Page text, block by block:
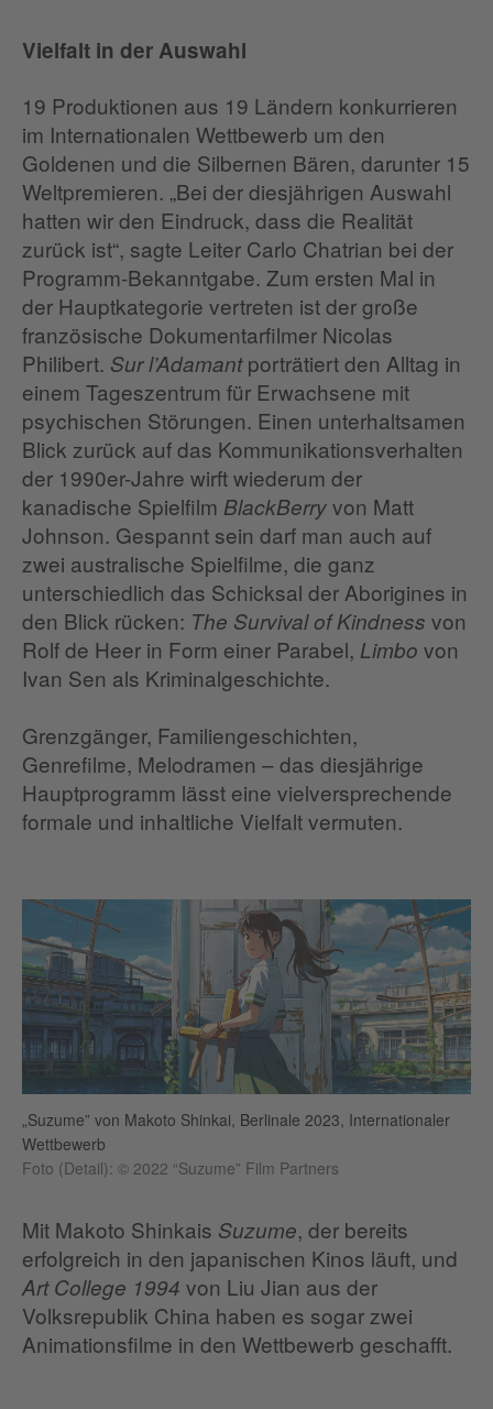
Vielfalt in der Auswahl
19 Produktionen aus 19 Ländern konkurrieren
im Internationalen Wettbewerb um den
Goldenen und die Silbernen Bären, darunter 15
Weltpremieren. „Bei der diesjährigen Auswahl
hatten wir den Eindruck, dass die Realität
zurück ist“, sagte Leiter Carlo Chatrian bei der
Programm-Bekanntgabe. Zum ersten Mal in
der Hauptkategorie vertreten ist der große
französische Dokumentarfilmer Nicolas
Philibert. Sur l’Adamantporträtiert den Alltag in
einem Tageszentrum für Erwachsene mit
psychischen Störungen. Einen unterhaltsamen
Blick zurück auf das Kommunikationsverhalten
der 1990er-Jahre wirft wiederum der
kanadische Spielfilm BlackBerryvon Matt
Johnson. Gespannt sein darf man auch auf
zwei australische Spielfilme, die ganz
unterschiedlich das Schicksal der Aborigines in
den Blick rücken: The Survival of Kindness von
Rolf de Heer in Form einer Parabel, Limbo von
Ivan Sen als Kriminalgeschichte.
Grenzgänger, Familiengeschichten,
Genrefilme, Melodramen – das diesjährige
Hauptprogramm lässt eine vielversprechende
formale und inhaltliche Vielfalt vermuten.
„Suzume” von Makoto Shinkai, Berlinale 2023, Internationaler
Wettbewerb
Foto (Detail): © 2022 “Suzume” Film Partners
Mit Makoto Shinkais Suzume, der bereits
erfolgreich in den japanischen Kinos läuft, und
Art College 1994 von Liu Jian aus der
Volksrepublik China haben es sogar zwei
Animationsfilme in den Wettbewerb geschafft.